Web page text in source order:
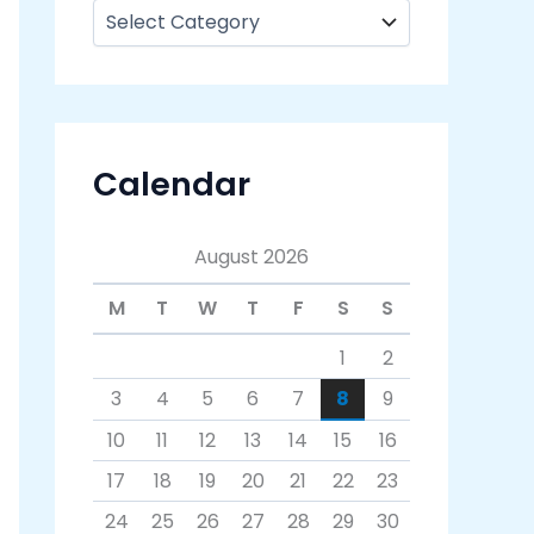
Calendar
August 2026
M
T W T F S
S
1
2
3
4 5 6 7 8
9
10
11 12 13 14 15
16
17
18 19 20 21 22
23
24
25 26 27 28 29 30